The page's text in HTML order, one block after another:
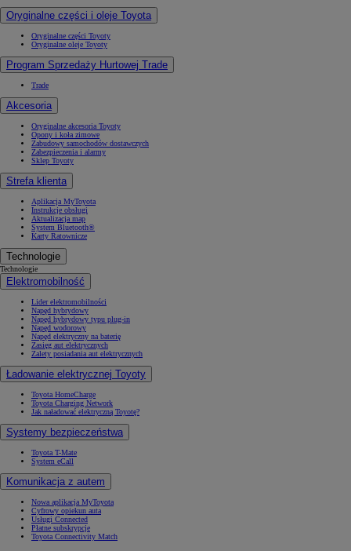
Oryginalne części i oleje Toyota
Oryginalne części Toyoty
Oryginalne oleje Toyoty
Program Sprzedaży Hurtowej Trade
Trade
Akcesoria
Oryginalne akcesoria Toyoty
Opony i koła zimowe
Zabudowy samochodów dostawczych
Zabezpieczenia i alarmy
Sklep Toyoty
Strefa klienta
Aplikacja MyToyota
Instrukcje obsługi
Aktualizacja map
System Bluetooth®
Karty Ratownicze
Technologie
Technologie
Elektromobilność
Lider elektromobilności
Napęd hybrydowy
Napęd hybrydowy typu plug-in
Napęd wodorowy
Napęd elektryczny na baterię
Zasięg aut elektrycznych
Zalety posiadania aut elektrycznych
Ładowanie elektrycznej Toyoty
Toyota HomeCharge
Toyota Charging Network
Jak naładować elektryczną Toyotę?
Systemy bezpieczeństwa
Toyota T-Mate
System eCall
Komunikacja z autem
Nowa aplikacja MyToyota
Cyfrowy opiekun auta
Usługi Connected
Płatne subskrypcje
Toyota Connectivity Match